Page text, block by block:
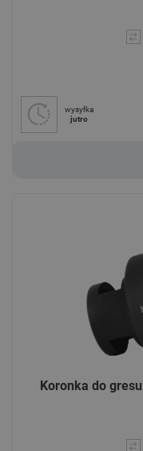
wysyłka
jutro
Koronka do